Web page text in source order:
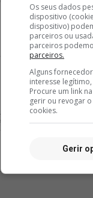
Os seus dados
dispositivo
dispositivo)
parceiros ou
parceiros
parceiros.
Alguns
interesse
Procure um link
gerir ou revogar
cookies.
Gerir